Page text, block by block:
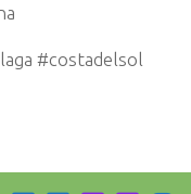
#costadelsol